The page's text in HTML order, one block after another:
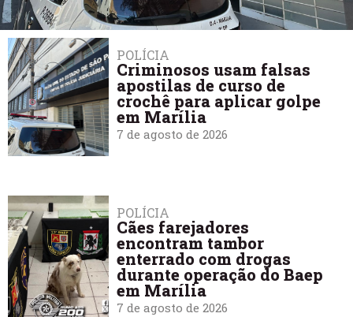
POLÍCIA
Criminosos usam falsas
apostilas de curso de
crochê para aplicar golpe
em Marília
7 de agosto de 2026
POLÍCIA
Cães farejadores
encontram tambor
enterrado com drogas
durante operação do Baep
em Marília
7 de agosto de 2026